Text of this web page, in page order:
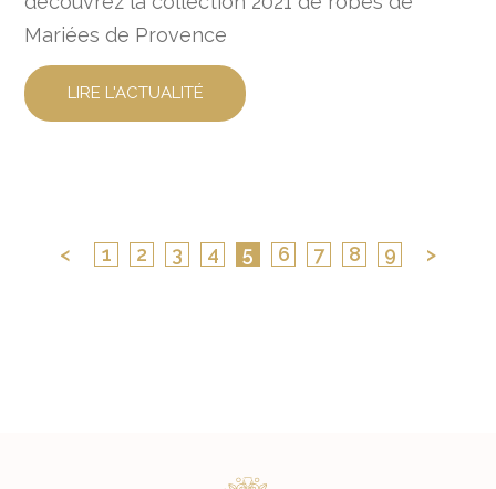
Mariées de Provence
LIRE L'ACTUALITÉ
< 1 2 3 4 5 6 7 8 9 >